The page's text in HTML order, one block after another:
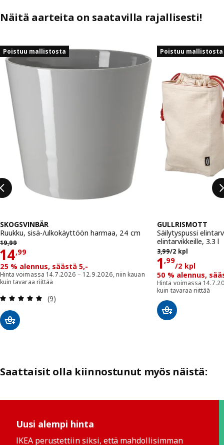
Näitä aarteita on saatavilla rajallisesti!
Ohita listaus
Poistuu mallistosta
SKOGSVINBÄR
Ruukku, sisä-/ulkokäyttöön harmaa, 24 cm
19,99
19,99
14,99
Hinta 14,99
25 % alennus, säästä 5,-
Hinta voimassa 14.7.2026 – 12.9.2026, niin kauan
kuin tavaraa riittää
Arvio: 4.9 / 5 tähteä. Arvostelut yhteensä:
(9)
Poistuu mallistosta
GULLRISMOTT
Säilytyspussi
elintarvikkeille, 3.3 l
3,99/2 kpl
3,99/2 kpl
1,99
/2 kpl
Hinta
50 % alennus,
Hinta voimassa
kuin tavaraa riittää
Saattaisit olla kiinnostunut myös näistä:
Uusi alempi hinta
IKEA perustettiin siksi, että mahdollisimman